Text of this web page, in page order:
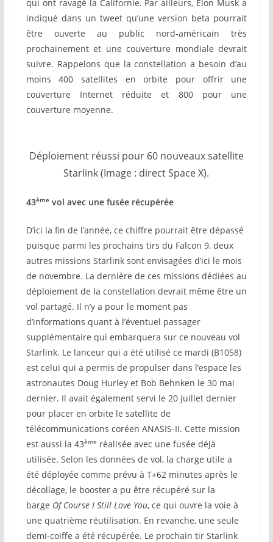
qui ont ravagé la Californie. Par ailleurs, Elon Musk a
indiqué dans un tweet qu’une version beta pourrait
être ouverte au public nord-américain très
prochainement et une couverture mondiale devrait
suivre. Rappelons que la constellation a besoin d’au
moins 400 satellites en orbite pour offrir une
couverture Internet réduite et 800 pour une
couverture moyenne.
Déploiement réussi pour 60 nouveaux satellite
Starlink (Image : direct Space X).
43èmevol avec une fusée récupérée
D’ici la fin de l’année, ce chiffre pourrait être dépassé
puisque parmi les prochains tirs du Falcon 9, deux
autres missions Starlink sont envisagées d’ici le mois
de novembre. La dernière de ces missions dédiées au
déploiement de la constellation devrait même être un
vol partagé. Il n’y a pour le moment pas
d’informations quant à l’éventuel passager
supplémentaire qui embarquera sur ce nouveau vol
Starlink. Le lanceur qui a été utilisé ce mardi (B1058)
est celui qui a permis de propulser dans l’espace les
astronautes Doug Hurley et Bob Behnken le 30 mai
dernier. Il avait également servi le 20 juillet dernier
pour placer en orbite le satellite de
télécommunications coréen ANASIS-II. Cette mission
est aussi la 43ème réalisée avec une fusée déjà
utilisée. Selon les données de vol, la charge utile a
été déployée comme prévu à T+62 minutes après le
décollage, le booster a pu être récupéré sur la
barge Of Course I Still Love You, ce qui ouvre la voie à
une quatrième réutilisation. En revanche, une seule
demi-coiffe a été récupérée. Le prochain tir Starlink